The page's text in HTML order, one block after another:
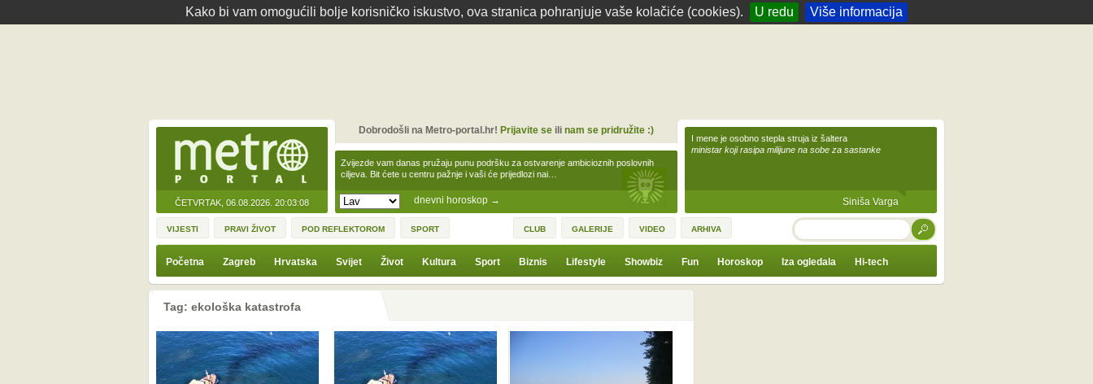
Kako bi vam omogućili bolje korisničko iskustvo, ova stranica pohranjuje vaše kolačiće (cookies). U redu Više informacija
ČETVRTAK, 06.08.2026. 20:03:08 dnevni horoskop →
Zvijezde vam danas pružaju punu podršku za ostvarenje ambicioznih poslovnih
ciljeva. Bit ćete u centru pažnje i vaši će prijedlozi nai…
Dobrodošli na Metro-portal.hr! Prijavite seili nam se pridružite :)
I mene je osobno stepla struja iz šaltera
ministar koji rasipa milijune na sobe za sastanke
Siniša Varga
VIJESTI PRAVI ŽIVOT POD REFLEKTOROM SPORT CLUB GALERIJE VIDEO ARHIVA TRAŽI
Početna Zagreb Hrvatska Svijet Život Kultura Sport Biznis Lifestyle Showbiz Fun Horoskop Iza ogledala Hi-tech
Tag: ekološka katastrofa